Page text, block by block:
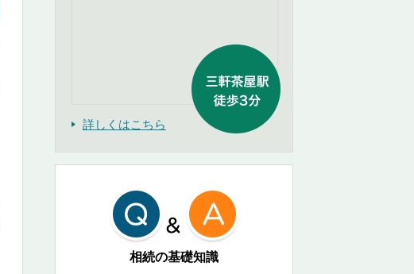
詳しくはこちら
相続の基礎知識